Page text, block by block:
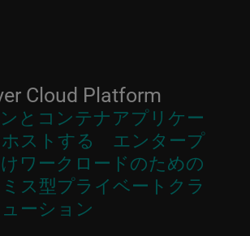
Cloud Platform
とコンテナアプリケー
ホストする エンタープ
ワークロードのための
ス型プライベートクラ
ーション